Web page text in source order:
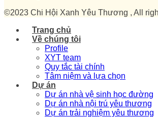
©2023 Chi Hội Xanh Yêu Thương , All
Trang chủ
Về chúng tôi
Profile
XYT team
Quy tắc tài chính
Tâm niệm và lựa chọn
Dự án
Dự án nhà vệ sinh học đường
Dự án nhà nội trú yêu thương
Dự án trải nghiệm yêu thương